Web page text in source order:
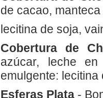
de cacao,
lecitina de soja,
Cobertura de
azúcar, leche
emulgente:
Esferas Plata -